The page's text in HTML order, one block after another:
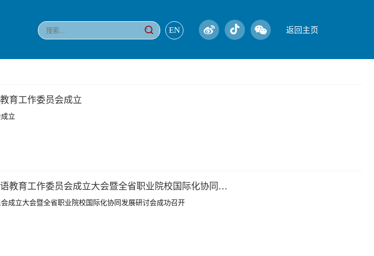
EN 返回主页
育工作委员会成立
立
【高职高专网】四川省职业技术教育学会国际合作与外语教育工作委员会成立大会暨全省职业院校国际化协同发展研讨会成功召开
成立大会暨全省职业院校国际化协同发展研讨会成功召开